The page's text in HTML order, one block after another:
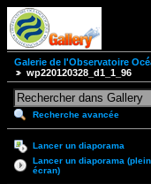
Galerie de l'Observatoire
wp220120328_d1_1_96
Recherche avancée
Lancer un diaporama
Lancer un diaporama (plein
écran)